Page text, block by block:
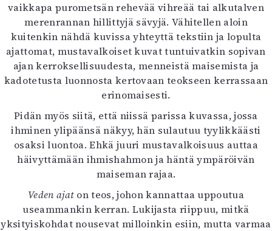
vaikkapa purometsän rehevää vihreää tai alkutalven
merenrannan hillittyjä sävyjä. Vähitellen aloin
kuitenkin nähdä kuvissa yhteyttä tekstiin ja lopulta
ajattomat, mustavalkoiset kuvat tuntuivatkin sopivan
ajan kerroksellisuudesta, menneistä maisemista ja
kadotetusta luonnosta kertovaan teokseen kerrassaan
erinomaisesti.
Pidän myös siitä, että niissä parissa kuvassa, jossa
ihminen ylipäänsä näkyy, hän sulautuu tyylikkäästi
osaksi luontoa. Ehkä juuri mustavalkoisuus auttaa
häivyttämään ihmishahmon ja häntä ympäröivän
maiseman rajaa.
Veden ajat on teos, johon kannattaa uppoutua
useammankin kerran. Lukijasta riippuu, mitkä
yksityiskohdat nousevat milloinkin esiin, mutta varmaa